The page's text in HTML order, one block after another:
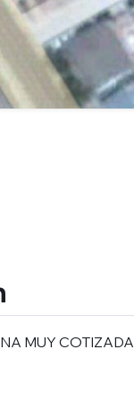
MUY